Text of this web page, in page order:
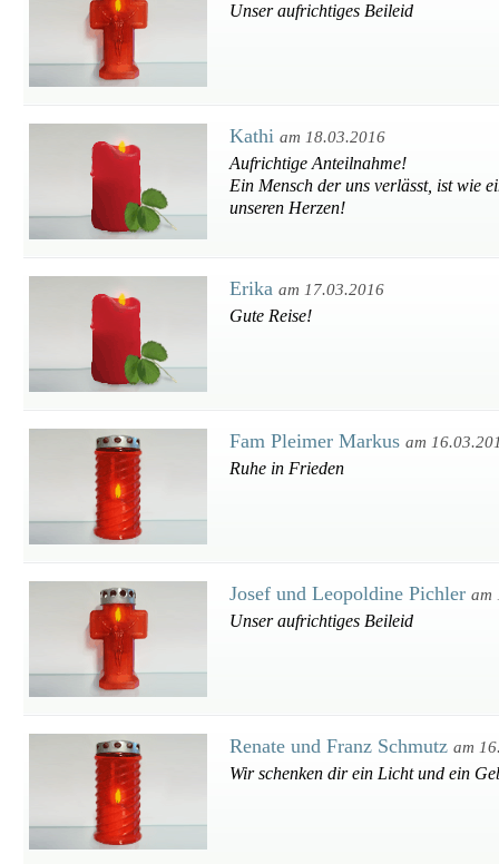
Unser aufrichtiges Beileid
Kathi am 18.03.2016
Aufrichtige Anteilnahme!
Ein Mensch der uns verlässt, ist wie
unseren Herzen!
Erika am 17.03.2016
Gute Reise!
Fam Pleimer Markus am
Ruhe in Frieden
Josef und Leopoldine Pichler am
Unser aufrichtiges Beileid
Renate und Franz Schmutz am
Wir schenken dir ein Licht und ein